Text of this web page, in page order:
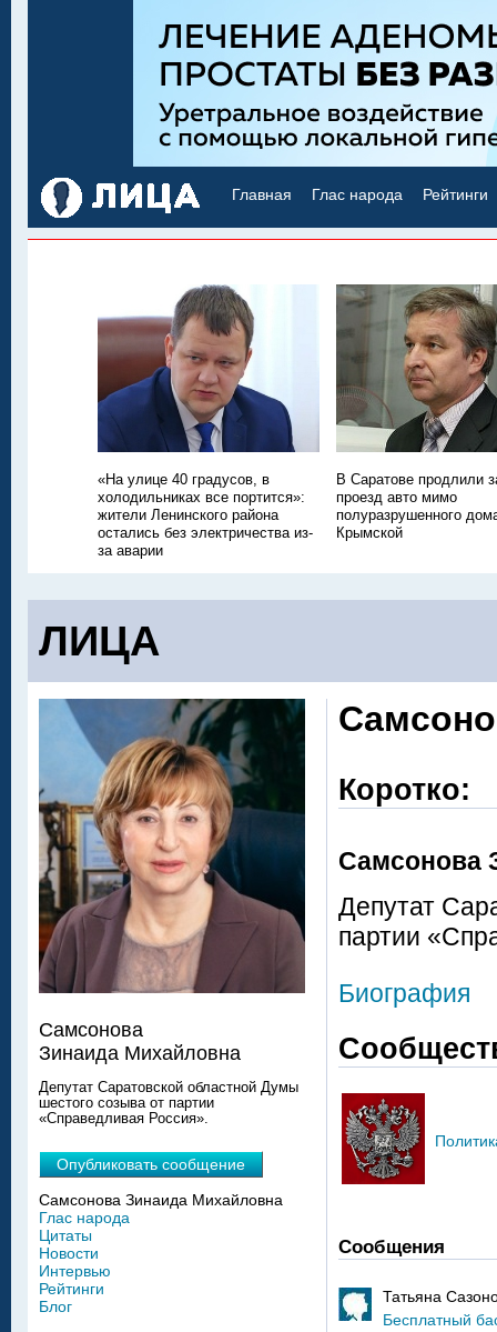
Главная Глас народа Рейтинги
«На улице 40 градусов, в
холодильниках все портится»:
жители Ленинского района
остались без электричества из-
за аварии
В Саратове продлили
проезд авто мимо
полуразрушенного
Крымской
ЛИЦА
Коротко:
Самсонова
Депутат
партии
Биография
Сообщения
Татьяна
Бесплатный
Самсонова
Зинаида Михайловна
Депутат Саратовской областной Думы
шестого созыва от партии
«Справедливая Россия».
Опубликовать сообщение
Самсонова Зинаида Михайловна
Глас народа
Цитаты
Новости
Интервью
Рейтинги
Блог